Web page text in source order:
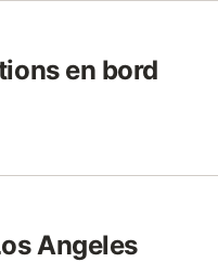
en bord
Angeles